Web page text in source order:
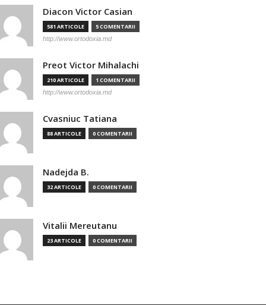
Diacon Victor Casian
581 ARTICOLE 5 COMENTARII
http://www.ortodoxia.md
Preot Victor Mihalachi
210 ARTICOLE 1 COMENTARII
http://www.ortodoxia.md
Cvasniuc Tatiana
88 ARTICOLE 0 COMENTARII
Nadejda B.
32 ARTICOLE 0 COMENTARII
Vitalii Mereutanu
23 ARTICOLE 0 COMENTARII